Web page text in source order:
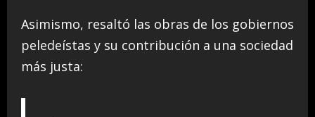
Asimismo, resaltó las obras de los gobiernos
peledeístas y su contribución a una sociedad
más justa: